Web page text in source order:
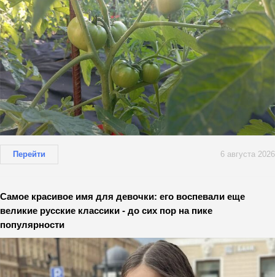
Перейти 6 августа 2026
Самое красивое имя для девочки: его воспевали еще
великие русские классики - до сих пор на пике
популярности